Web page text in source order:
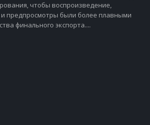
чтобы воспроизведение,
предпросмотры были более плавными
финального экспорта....